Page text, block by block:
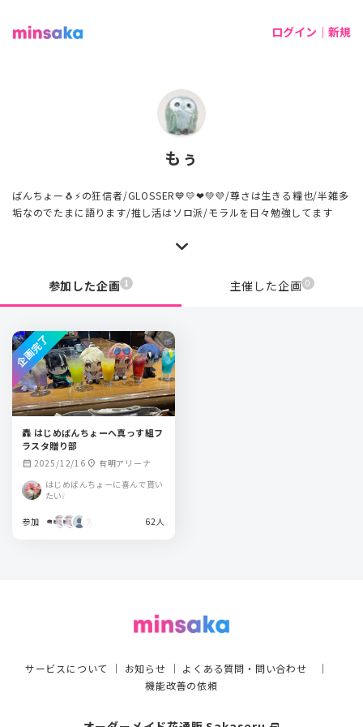
ログイン｜新規
もぅ
ばんちょー🐧⚡の狂信者/GLOSSER💙💛❤💚💜/尊さは生きる糧也/半雑多
垢なのでたまに語ります/推し活はソロ派/モラルを日々勉強してます
参加した企画 1 主催した企画 0
轟 はじめばんちょーへ真っす組フ
ラスタ贈り部
calendar_month 2025/12/16 location_on 有明アリーナ
はじめばんちょーに喜んで貰い
たい❕
参加 62人
企画完了
サービスについて ｜ お知らせ ｜ よくある質問・問い合わせ ｜
機能改善の依頼